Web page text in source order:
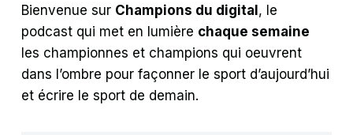
Bienvenue sur Champions du digital , le
podcast qui met en lumière chaque semaine
les championnes et champions qui oeuvrent
dans l’ombre pour façonner le sport d’aujourd’hui
et écrire le sport de demain.